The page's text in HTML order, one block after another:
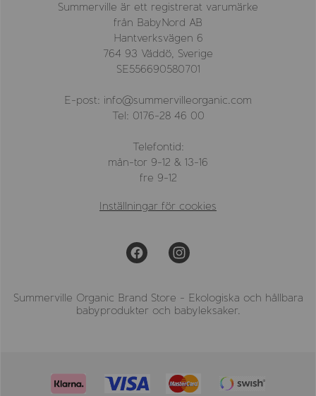
Summerville är ett registrerat varumärke
från BabyNord AB
Hantverksvägen 6
764 93 Väddö, Sverige
SE556690580701
E-post: info@summervilleorganic.com
Tel: 0176-28 46 00
Telefontid:
mån-tor 9-12 & 13-16
fre 9-12
Inställningar för cookies
Summerville Organic Brand Store - Ekologiska och hållbara
babyprodukter och babyleksaker.